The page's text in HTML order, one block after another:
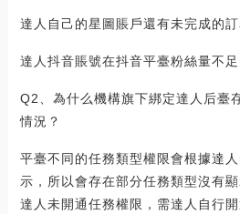
達人自己的星圖賬戶還有未完成的
達人抖音賬號在抖音平臺粉絲量不
Q2、為什么機構旗下綁定達人后臺
情況？
平臺不同的任務類型權限會根據達
示，所以會存在部分任務類型沒有
達人未開通任務權限，需達人自行